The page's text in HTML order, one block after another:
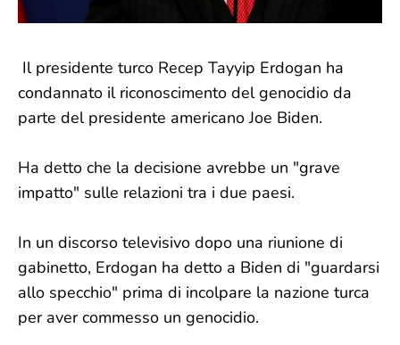
Il presidente turco Recep Tayyip Erdogan ha
condannato il riconoscimento del genocidio da
parte del presidente americano Joe Biden.
Ha detto che la decisione avrebbe un "grave
impatto" sulle relazioni tra i due paesi.
In un discorso televisivo dopo una riunione di
gabinetto, Erdogan ha detto a Biden di "guardarsi
allo specchio" prima di incolpare la nazione turca
per aver commesso un genocidio.